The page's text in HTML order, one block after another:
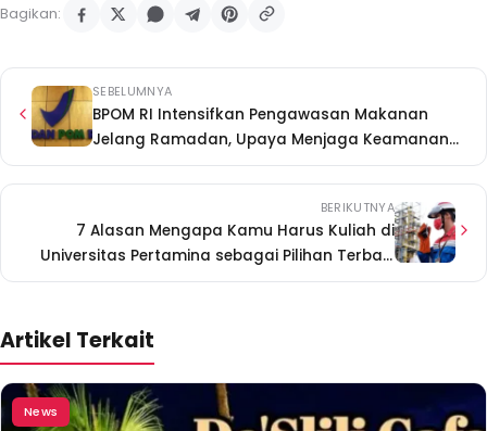
Bagikan:
SEBELUMNYA
BPOM RI Intensifkan Pengawasan Makanan
Jelang Ramadan, Upaya Menjaga Keamanan
Konsumsi Masyarakat
BERIKUTNYA
7 Alasan Mengapa Kamu Harus Kuliah di
Universitas Pertamina sebagai Pilihan Terbaik
untuk Masa Depan Lebih Cerah
Artikel Terkait
News